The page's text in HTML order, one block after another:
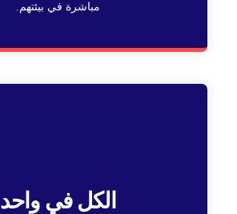
مباشرة في بيئتهم.
الكل في واحد